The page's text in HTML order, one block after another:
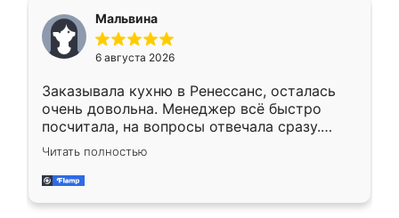
меньше, здесь же он более разнообразный.
Мне нравится ,если что-то потребуется из
мебели буду заказывать только здесь.
Мальвина
6 августа 2026
Заказывала кухню в Ренессанс, осталась
очень довольна. Менеджер всё быстро
посчитала, на вопросы отвечала сразу.
Замерщик приехал в субботу, подошёл к
делу со всей ответственностью. Собрали
за день, ребята работали аккуратно, даже
Читать полностью